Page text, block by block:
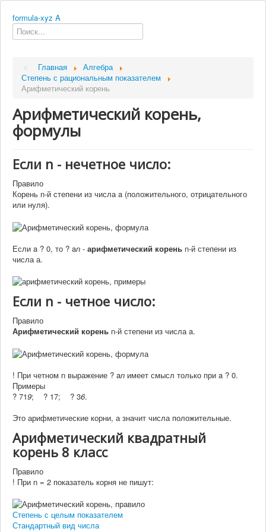
formula-xyz A
Главная
Алгебра
Степень с рациональным показателем
Арифметический корень
Арифметический корень,
формулы
Если n - нечетное число:
Правило
Корень n-й степени из числа a (положительного, отрицательного
или нуля).
Если a ? 0, то ? an - арифметический корень n-й степени из
числа а.
Если n - четное число:
Правило
Арифметический корень n-й степени из числа a.
! При четном n выражение ? an имеет смысл только при a ? 0.
Примеры
? 719; ? 17; ? 36.
Это арифметические корни, а значит числа положительные.
Арифметический квадратный
корень 8 класс
Правило
! При n = 2 показатель корня не пишут:
Степень с целым показателем
Стандартный вид числа